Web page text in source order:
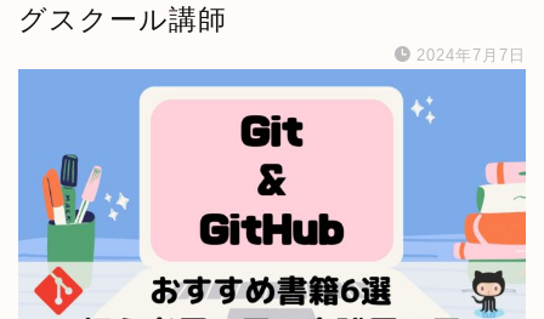
グスクール講師
2024年7月7日